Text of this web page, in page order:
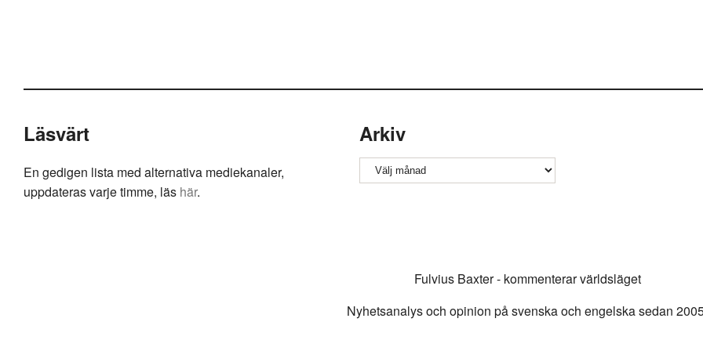
Läsvärt
En gedigen lista med alternativa mediekanaler,
uppdateras varje timme, läs här.
Arkiv
Arkiv
Fulvius Baxter - kommenterar världsläget
Nyhetsanalys och opinion på svenska och engelska sedan